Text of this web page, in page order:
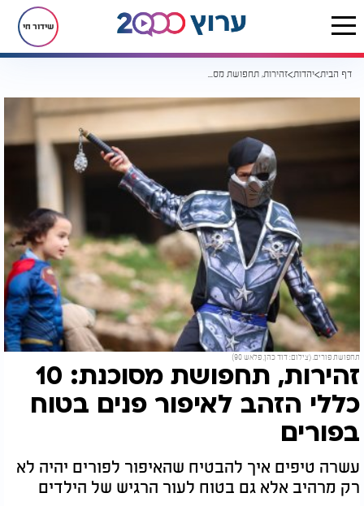
שידור חי
דף הבית יהדות זהירות, תחפושת מסוכנת: 10 כללי הזהב לאיפור פנים בטוח בפורים
תחפושת פורים. (צילום: דוד כהן, פלאש 90)
זהירות, תחפושת מסוכנת: 10
כללי הזהב לאיפור פנים בטוח
בפורים
עשרה טיפים איך להבטיח שהאיפור לפורים יהיה לא
רק מרהיב אלא גם בטוח לעור הרגיש של הילדים